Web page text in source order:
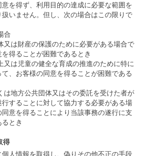
を得ず、利用目的の達成に必要な範囲を
いません。但し、次の場合はこの限りで
合
又は財産の保護のために必要がある場合で
得ることが困難であるとき
又は児童の健全な育成の推進のために特に
、お客様の同意を得ることが困難である
は地方公共団体又はその委託を受けた者が
することに対して協力する必要がある場
意を得ることにより当該事務の遂行に支
とき
得
人情報を取得し、偽りその他不正の手段